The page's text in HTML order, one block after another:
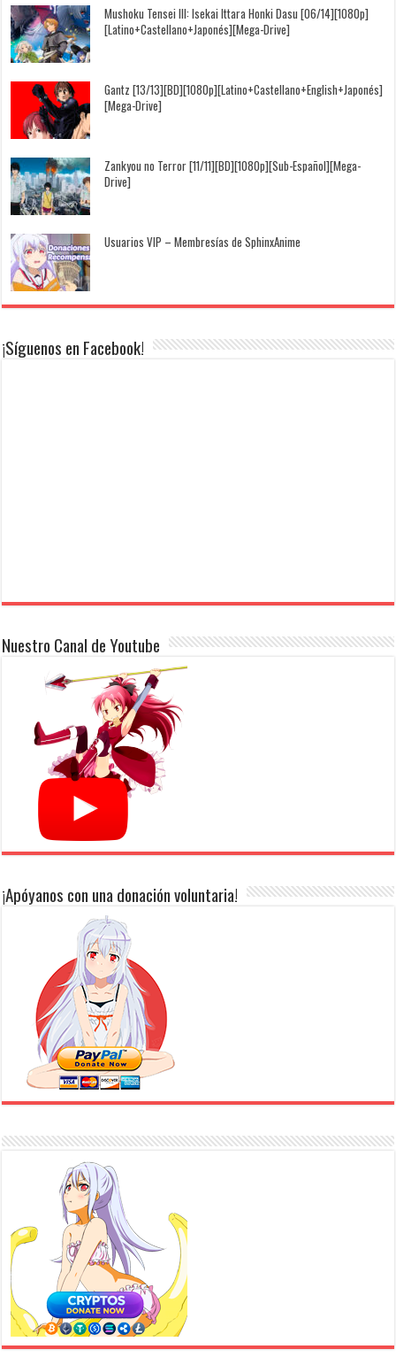
Mushoku Tensei III: Isekai Ittara Honki Dasu [06/14][1080p]
[Latino+Castellano+Japonés][Mega-Drive]
Gantz [13/13][BD][1080p][Latino+Castellano+English+Japonés]
[Mega-Drive]
Zankyou no Terror [11/11][BD][1080p][Sub-Español][Mega-
Drive]
Usuarios VIP – Membresías de SphinxAnime
¡Síguenos en Facebook!
Nuestro Canal de Youtube
¡Apóyanos con una donación voluntaria!